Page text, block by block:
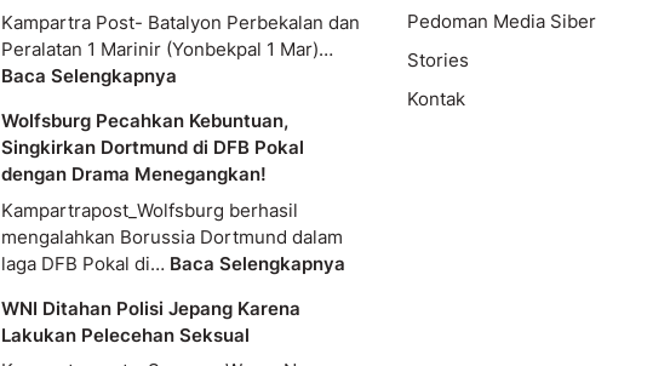
Kampartra Post- Batalyon Perbekalan dan
Peralatan 1 Marinir (Yonbekpal 1 Mar)…
Baca Selengkapnya
Wolfsburg Pecahkan Kebuntuan,
Singkirkan Dortmund di DFB Pokal
dengan Drama Menegangkan!
Kampartrapost_Wolfsburg berhasil
mengalahkan Borussia Dortmund dalam
laga DFB Pokal di… Baca Selengkapnya
WNI Ditahan Polisi Jepang Karena
Lakukan Pelecehan Seksual
Pedoman Media Siber
Stories
Kontak